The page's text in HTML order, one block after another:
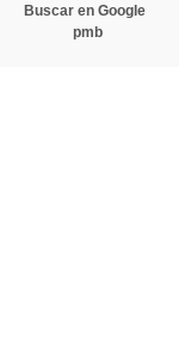
Buscar en Google
pmb